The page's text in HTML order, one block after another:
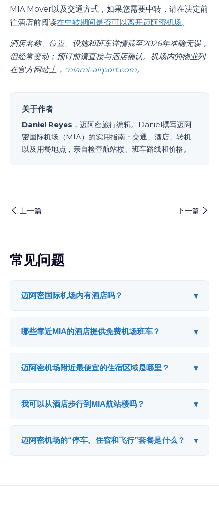
MIA Mover以及交通方式，如果您需要中转，请在决定前
往酒店前阅读在中转期间是否可以离开迈阿密机场。
酒店名称、位置、设施和班车详情截至2026年准确无误，
但经常变动；预订前请直接与酒店确认。机场内的物业列
在官方网站上， miami-airport.com。
关于作者
Daniel Reyes ，迈阿密旅行编辑。Daniel撰写迈阿
密国际机场（MIA）的实用指南：交通、酒店、转机
以及用餐地点，亲自检查航站楼、班车路线和价格。
上一篇 下一篇
常见问题
迈阿密国际机场内有酒店吗？ ▾
哪些靠近MIA的酒店提供免费机场班车？ ▾
迈阿密机场附近最便宜的住宿区域是哪里？ ▾
我可以从酒店步行到MIA航站楼吗？ ▾
迈阿密机场的“停车、住宿和飞行”套餐是什么？ ▾